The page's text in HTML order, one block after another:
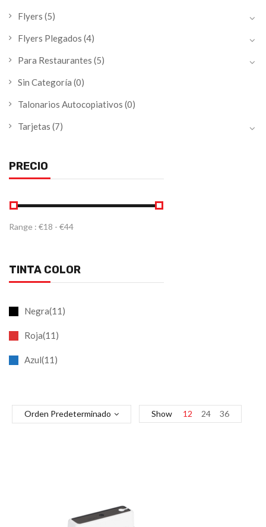
Flyers (5)
Flyers Plegados (4)
Para Restaurantes (5)
Sin Categoría (0)
Talonarios Autocopiativos (0)
Tarjetas (7)
PRECIO
Range : €18 - €44
TINTA COLOR
Negra(11)
Roja(11)
Azul(11)
Orden Predeterminado Show 12 24 36